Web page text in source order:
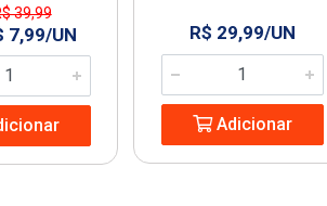
39,99
7,99/UN R$ 29,99/UN
Adicionar